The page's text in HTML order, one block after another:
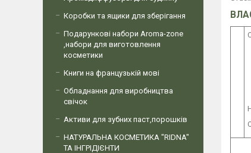
Коробки та ящики для зберігання
Подарункові набори Aroma-zone
,набори для виготовлення
косметики
Книги на французькій мові
Обладнання для виробництва
свічок
Активи для зубних паст,порошків
НАТУРАЛЬНА КОСМЕТИКА "RIDNA"
ТА ІНГРІДІЄНТИ